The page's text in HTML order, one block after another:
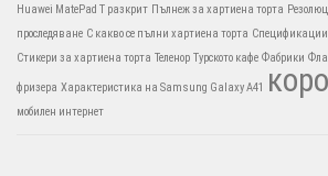
Huawei MatePad T разкрит Пълнеж за хартиена торта
проследяване С какво се пълни хартиена торта
Стикери за хартиена торта Теленор Турското кафе Фабрики
фризера Характеристика на Samsung Galaxy A41
мобилен интернет